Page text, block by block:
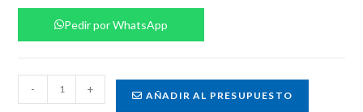
Pedir por WhatsApp
de
- + AÑADIR AL PRESUPUESTO